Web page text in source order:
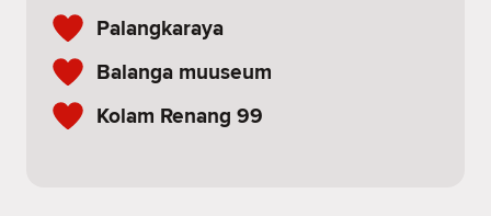
Palangkaraya
Balanga muuseum
Kolam Renang 99